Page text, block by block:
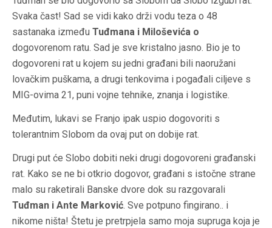
Svaka čast! Sad se vidi kako drži vodu teza o 48
sastanaka između Tuđmana i Miloševića o
dogovorenom ratu. Sad je sve kristalno jasno. Bio je to
dogovoreni rat u kojem su jedni građani bili naoružani
lovačkim puškama, a drugi tenkovima i pogađali ciljeve s
MIG-ovima 21, puni vojne tehnike, znanja i logistike.
Međutim, lukavi se Franjo ipak uspio dogovoriti s
tolerantnim Slobom da ovaj put on dobije rat.
Drugi put će Slobo dobiti neki drugi dogovoreni građanski
rat. Kako se ne bi otkrio dogovor, građani s istočne strane
malo su raketirali Banske dvore dok su razgovarali
Tuđman i Ante Marković. Sve potpuno fingirano.. i
nikome ništa! Štetu je pretrpjela samo moja supruga koja je